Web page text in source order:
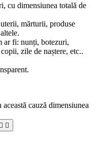
cu dimensiunea totală de
mărturii, produse
ar fi: nunți, botezuri,
zile de naștere, etc..
cauză dimensiunea
 